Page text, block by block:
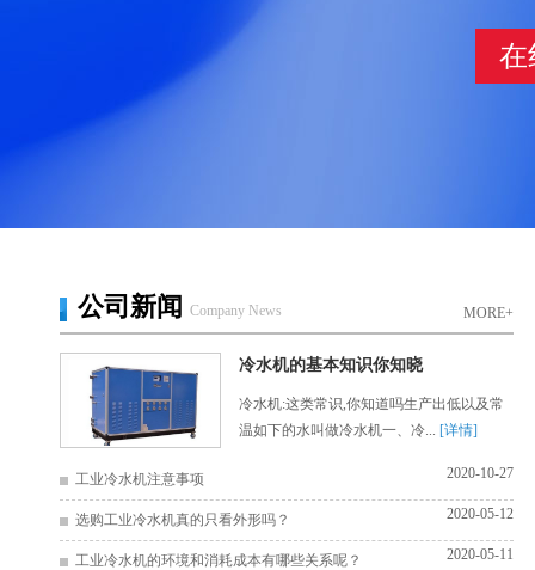
在
MORE+
公司新闻 Company News
冷水机的基本知识你知晓
冷水机:这类常识,你知道吗生产出低以及常
温如下的水叫做冷水机一、冷... [详情]
2020-10-27
工业冷水机注意事项
2020-05-12
选购工业冷水机真的只看外形吗？
2020-05-11
工业冷水机的环境和消耗成本有哪些关系呢？